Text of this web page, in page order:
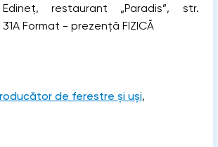
restaurant „Paradis”, str.
Format - prezență FIZICĂ
de ferestre și uși,